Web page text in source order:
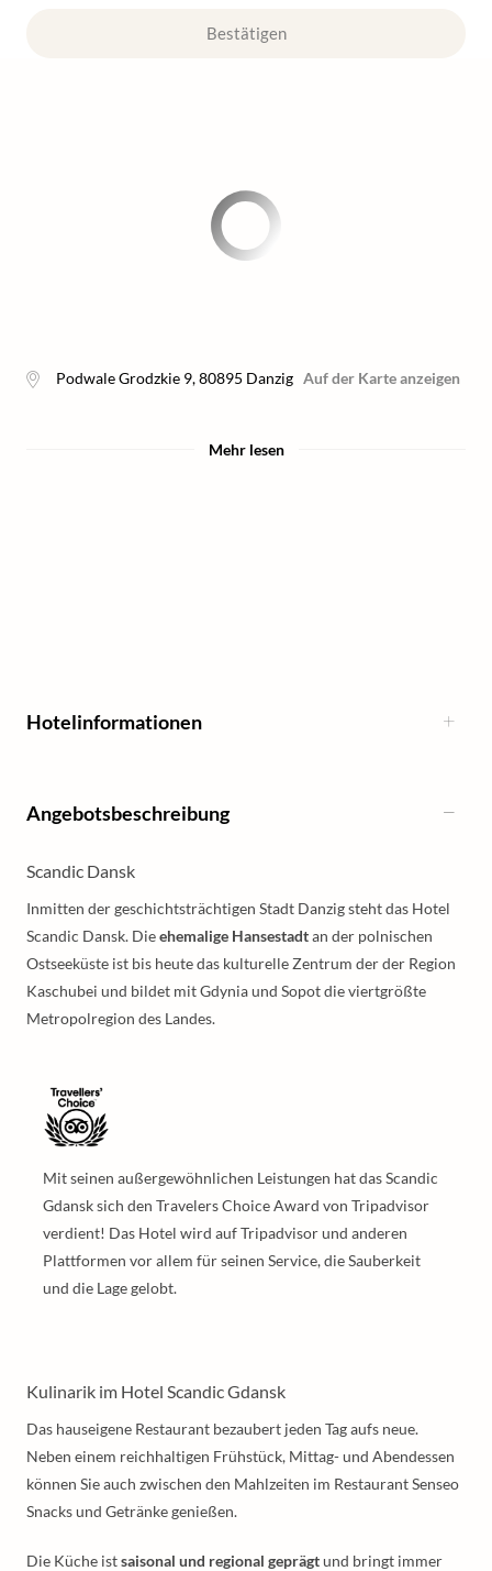
Bestätigen
Podwale Grodzkie 9,80895 Danzig Auf der Karte anzeigen
Mehr lesen
Hotelinformationen
Angebotsbeschreibung
Scandic Dansk
Inmitten der geschichtsträchtigen Stadt Danzig steht das Hotel
Scandic Dansk. Dieehemalige Hansestadtan der polnischen
Ostseeküste ist bis heute das kulturelle Zentrum der der Region
Kaschubei und bildet mit Gdynia und Sopot die viertgrößte
Metropolregion des Landes.
Mit seinen außergewöhnlichen Leistungen hat das Scandic
Gdansk sich den Travelers Choice Award von Tripadvisor
verdient! Das Hotel wird auf Tripadvisor und anderen
Plattformen vor allem für seinen Service, die Sauberkeit
und die Lage gelobt.
Kulinarik im Hotel Scandic Gdansk
Das hauseigene Restaurant bezaubert jeden Tag aufs neue.
Neben einem reichhaltigen Frühstück, Mittag- und Abendessen
können Sie auch zwischen den Mahlzeiten im Restaurant Senseo
Snacks und Getränke genießen.
Die Küche istsaisonal und regional geprägtund bringt immer